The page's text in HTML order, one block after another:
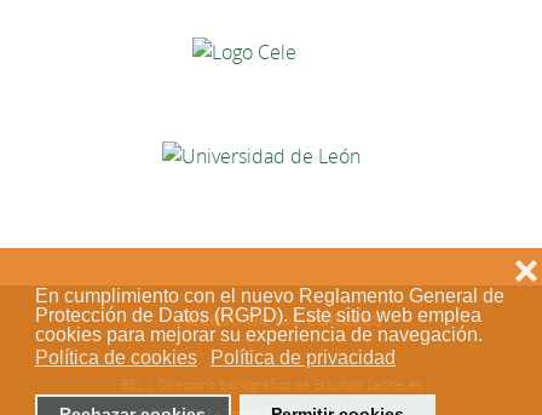
En cumplimiento con el nuevo Reglamento General de
Protección de Datos (RGPD). Este sitio web emplea
cookies para mejorar su experiencia de navegación.
Política de cookies
Política de privacidad
❌
Acceso de los editores